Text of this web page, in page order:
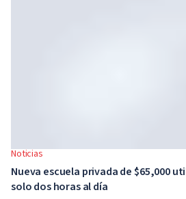
Noticias
Nueva escuela privada de $65,000
solo dos horas al día